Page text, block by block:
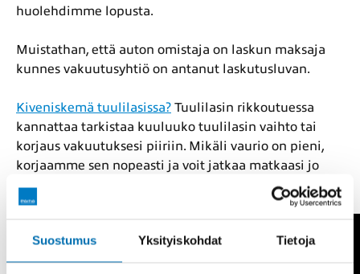
Suostumus Yksityiskohdat Tietoja
huolehdimme lopusta.
Muistathan, että auton omistaja on laskun maksaja
kunnes vakuutusyhtiö on antanut laskutusluvan.
Kiveniskemä tuulilasissa? Tuulilasin rikkoutuessa
kannattaa tarkistaa kuuluuko tuulilasin vaihto tai
korjaus vakuutuksesi piiriin. Mikäli vaurio on pieni,
korjaamme sen nopeasti ja voit jatkaa matkaasi jo
tunnin kuluttua.